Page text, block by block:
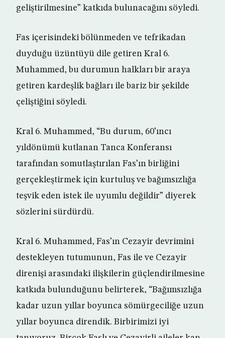
geliştirilmesine” katkıda bulunacağını söyledi.
Fas içerisindeki bölünmeden ve tefrikadan
duyduğu üzüntüyü dile getiren Kral 6.
Muhammed, bu durumun halkları bir araya
getiren kardeşlik bağları ile bariz bir şekilde
çeliştiğini söyledi.
Kral 6. Muhammed, “Bu durum, 60’ıncı
yıldönümü kutlanan Tanca Konferansı
tarafından somutlaştırılan Fas’ın birliğini
gerçekleştirmek için kurtuluş ve bağımsızlığa
teşvik eden istek ile uyumlu değildir” diyerek
sözlerini sürdürdü.
Kral 6. Muhammed, Fas’ın Cezayir devrimini
destekleyen tutumunun, Fas ile ve Cezayir
direnişi arasındaki ilişkilerin güçlendirilmesine
katkıda bulunduğunu belirterek, “Bağımsızlığa
kadar uzun yıllar boyunca sömürgeciliğe uzun
yıllar boyunca direndik. Birbirimizi iyi